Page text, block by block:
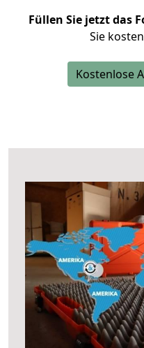
Füllen Sie jetzt das
Sie
Kostenlose